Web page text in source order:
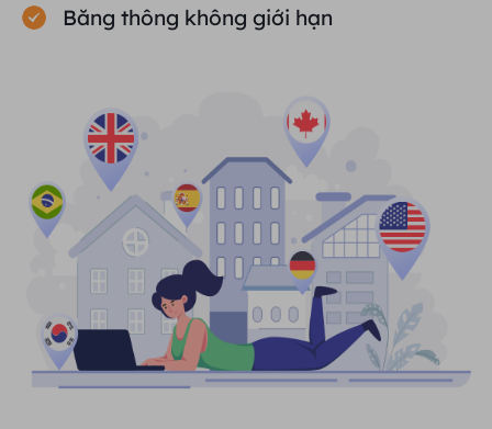
Băng thông không giới hạn